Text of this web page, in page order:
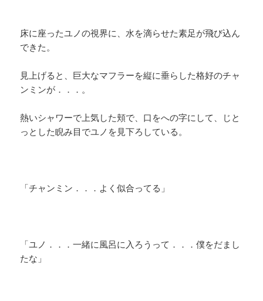
床に座ったユノの視界に、水を滴らせた素足が飛び込ん
できた。
見上げると、巨大なマフラーを縦に垂らした格好のチャ
ンミンが．．．。
熱いシャワーで上気した頬で、口をへの字にして、じと
っとした睨み目でユノを見下ろしている。
「チャンミン．．．よく似合ってる」
「ユノ．．．一緒に風呂に入ろうって．．．僕をだまし
たな」